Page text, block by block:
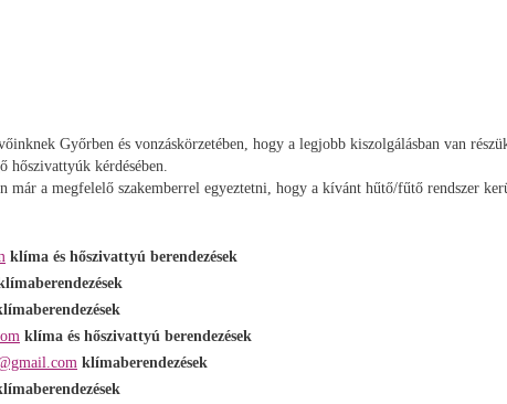
Győrben és vonzáskörzetében, hogy a legjobb kiszolgálásban van
kérdésében.
a megfelelő szakemberrel egyeztetni, hogy a kívánt hűtő/fűtő rendszer
kl íma és hőszivattyú berendezések
klíma és hőszivattyú berendezések
klímaberendezések